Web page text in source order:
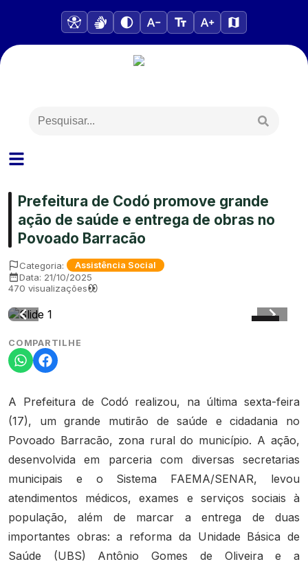
Prefeitura de Codó promove grande
ação de saúde e entrega de obras no
Povoado Barracão
Categoria: Assistência Social
Data: 21/10/2025
470 visualizações
COMPARTILHE
A Prefeitura de Codó realizou, na última sexta-feira
(17), um grande mutirão de saúde e cidadania no
Povoado Barracão, zona rural do município. A ação,
desenvolvida em parceria com diversas secretarias
municipais e o Sistema FAEMA/SENAR, levou
atendimentos médicos, exames e serviços sociais à
população, além de marcar a entrega de duas
importantes obras: a reforma da Unidade Básica de
Saúde (UBS) Antônio Gomes de Oliveira e a